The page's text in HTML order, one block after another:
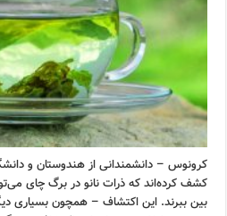
کرونوس – دانشمندانی از هندوستان و
کشف کرده‌اند که ذرات نانو در برگ چای
بین ببرند. این اکتشاف – همچون بسیاری